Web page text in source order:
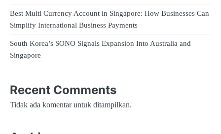
Best Multi Currency Account in Singapore: How Businesses Can
Simplify International Business Payments
South Korea’s SONO Signals Expansion Into Australia and
Singapore
Recent Comments
Tidak ada komentar untuk ditampilkan.